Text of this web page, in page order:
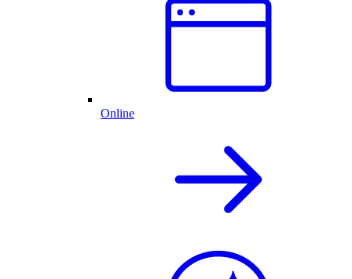
Online